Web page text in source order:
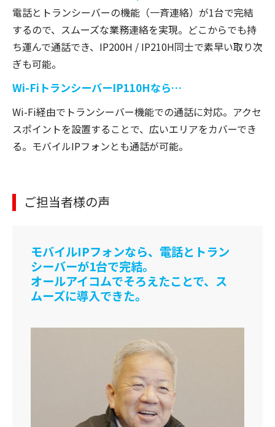
電話とトランシーバーの機能（一斉連絡）が1台で完結
するので、スムーズな業務連絡を実現。どこからでも持
ち運んで通話でき、IP200H / IP210H同士で素早い取り次
ぎも可能。
Wi-FiトランシーバーIP110Hなら…
Wi-Fi経由でトランシーバー機能での通話に対応。アクセ
スポイントを設置することで、広いエリアをカバーでき
る。モバイルIPフォンとも通話が可能。
ご担当者様の声
モバイルIPフォンなら、電話とトラン
シーバーが1台で完結。
オールアイコムでそろえたことで、ス
ムーズに導入できた。